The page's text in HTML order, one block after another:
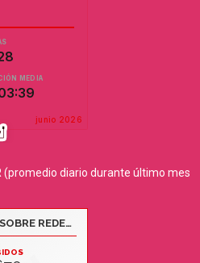
(promedio diario durante último mes